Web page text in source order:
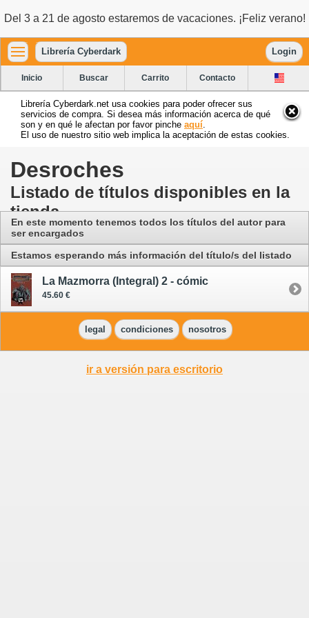
Del 3 a 21 de agosto estaremos de vacaciones. ¡Feliz verano!
Librería Cyberdark Login
Inicio Buscar Carrito Contacto
Librería Cyberdark.net usa cookies para poder ofrecer sus
servicios de compra. Si desea más información acerca de qué
son y en qué le afectan por favor pinche aquí
El uso de nuestro sitio web implica la aceptación de estas cookies.
Desroches
Listado de títulos disponibles en la
tienda
En este momento tenemos todos los títulos del autor para
ser encargados
Estamos esperando más información del título/s del listado
La Mazmorra (Integral) 2 - cómic
45.60 €
legal condiciones nosotros
ir a versión para escritorio